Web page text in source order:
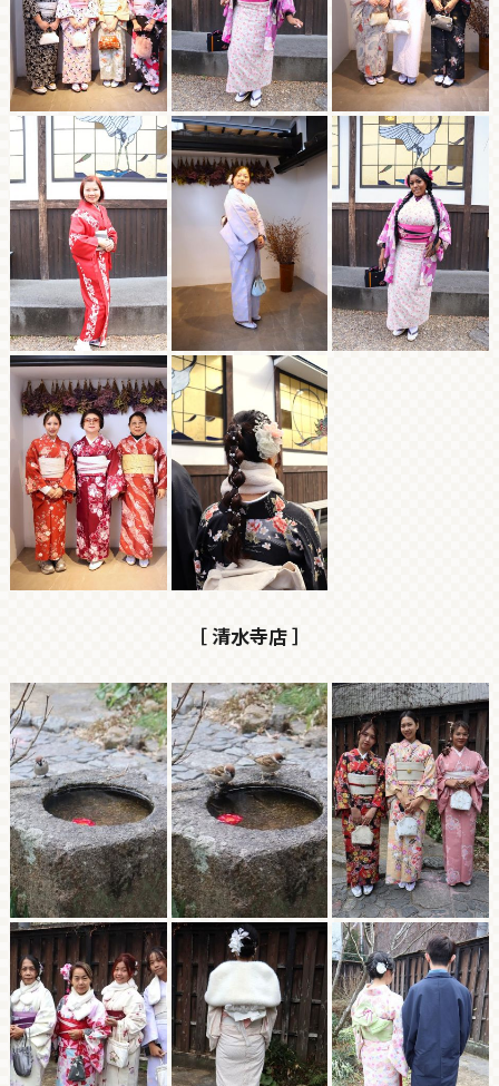
［ 清水寺店 ］